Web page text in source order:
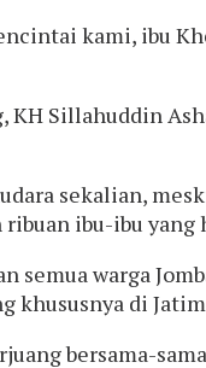
kami, ibu
KH Sillahuddin
sekalian,
ibu-ibu
warga
khususnya di
bersama-